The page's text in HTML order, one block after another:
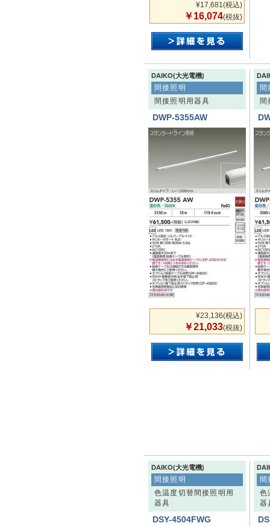
¥17,681(税込)
￥16,074(税抜)
DAIKO(大光電機)
間接照明
間接照明用器具
DWP-5355AW
¥23,136(税込)
￥21,033(税抜)
間
間
DAIKO(大光電機)
間接照明
色温度切替間接照明用
器具
DSY-4504FWG
間
色
器